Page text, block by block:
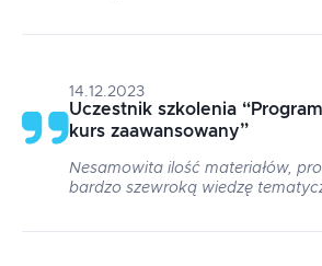
14.12.2023
Uczestnik szkolenia “
kurs zaawansowany”
Nesamowita ilość materiałów,
bardzo szewroką wiedzę